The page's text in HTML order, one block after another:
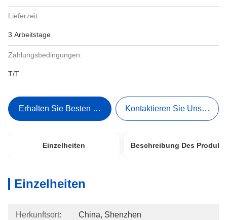
Lieferzeit:
3 Arbeitstage
Zahlungsbedingungen:
T/T
Erhalten Sie Besten Preis Kontaktieren Sie Uns Jetzt
Einzelheiten Beschreibung Des
Einzelheiten
Herkunftsort: China, Shenzhen